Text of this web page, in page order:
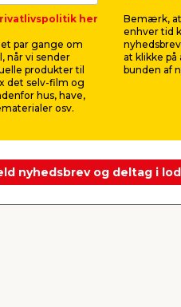
Hvid fyr. Bruges som
mellem væg og karme.
48,50 pr. stk.
22,05
Butik
her
par gange om
når vi sender
produkter til
det selv-film og
hus, have,
osv.
Bemærk,
enhver tid
at klikke
bunden af
nyhedsbrev og deltag i